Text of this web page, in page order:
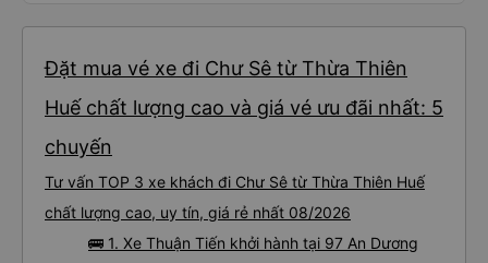
Đặt mua vé xe đi Chư Sê từ Thừa Thiên
Huế chất lượng cao và giá vé ưu đãi nhất: 5
chuyến
Tư vấn TOP 3 xe khách đi Chư Sê từ Thừa Thiên Huế
chất lượng cao, uy tín, giá rẻ nhất 08/2026
🚌 1. Xe Thuận Tiến khởi hành tại 97 An Dương